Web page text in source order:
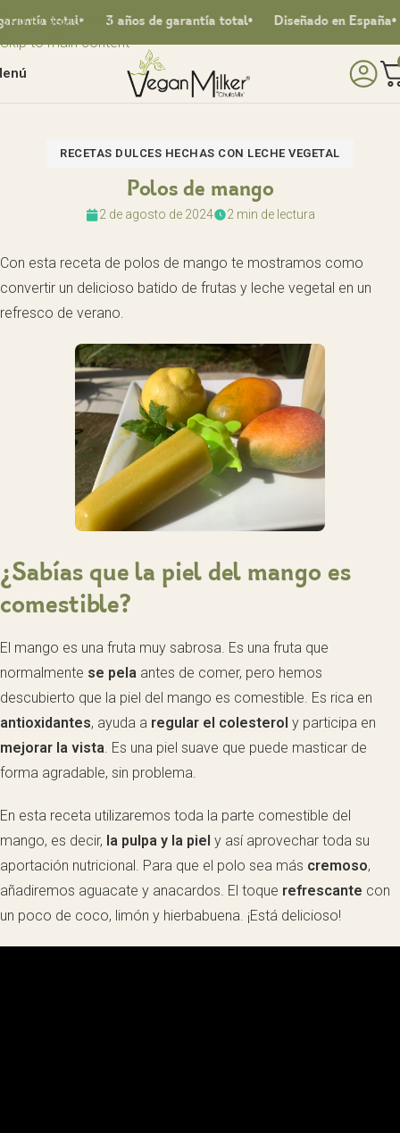
Skip to navigation
Skip to main content
total 3 años de garantía total Diseñado en España
RECETAS DULCES HECHAS CON LECHE VEGETAL
Polos de mango
2 de agosto de 2024 2 min de lectura
Con esta receta de polos de mango te mostramos como
convertir un delicioso batido de frutas y leche vegetal en un
refresco de verano.
¿Sabías que la piel del mango es
comestible?
El mango es una fruta muy sabrosa. Es una fruta que
normalmente se pela antes de comer, pero hemos
descubierto que la piel del mango es comestible. Es rica en
antioxidantes, ayuda a regular el colesterol y participa en
mejorar la vista. Es una piel suave que puede masticar de
forma agradable, sin problema.
En esta receta utilizaremos toda la parte comestible del
mango, es decir, la pulpa y la piel y así aprovechar toda su
aportación nutricional. Para que el polo sea más cremoso,
añadiremos aguacate y anacardos. El toque refrescante con
un poco de coco, limón y hierbabuena. ¡Está delicioso!